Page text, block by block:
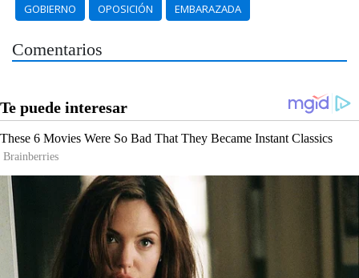
GOBIERNO OPOSICIÓN EMBARAZADA
Comentarios